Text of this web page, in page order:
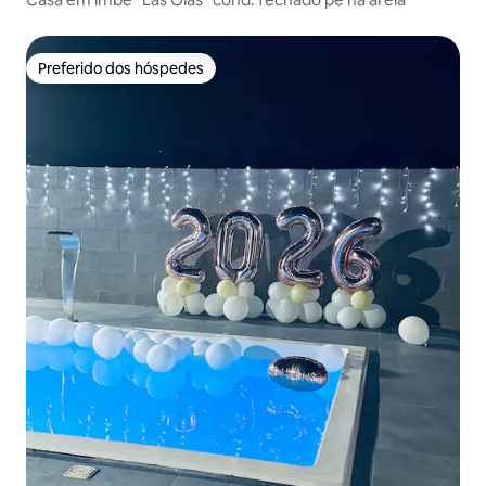
Preferido dos hóspedes
Preferido dos hóspedes